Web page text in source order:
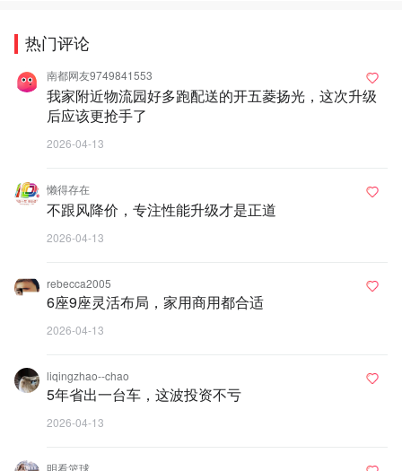
热门评论
南都网友9749841553
我家附近物流园好多跑配送的开五菱扬光，这次升级
后应该更抢手了
2026-04-13
懒得存在
不跟风降价，专注性能升级才是正道
2026-04-13
rebecca2005
6座9座灵活布局，家用商用都合适
2026-04-13
liqingzhao--chao
5年省出一台车，这波投资不亏
2026-04-13
明看篮球